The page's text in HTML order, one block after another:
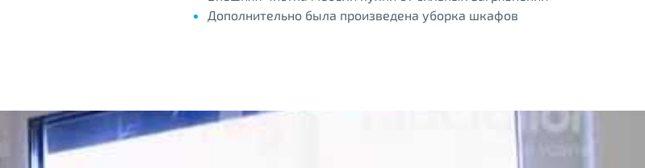
Дополнительно была произведена уборка шкафов